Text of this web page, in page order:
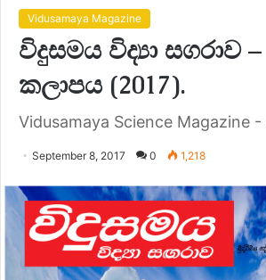
Vidusamaya Magazine
විදුසමය විද්‍යා සගරාව
කලාපය (2017).
Vidusamaya Science Magazine -
September 8, 2017 0 1,218